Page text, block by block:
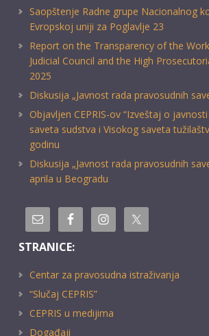
Saopštenje Radne grupe Nacionalnog
Evropskoj uniji za Poglavlje 23
Report on the Transparency of the
Judicial Council and the High
2025
Diskusija „Javnost rada pravosudnih
Objavljen CEPRIS-ov “Izveštaj o
saveta sudstva i Visokog saveta
godinu
Diskusija „Javnost rada pravosudnih
aprila u Beogradu
STRANICE:
Centar za pravosudna istraživanja
“Slučaj CEPRIS”
CEPRIS u medijima
Događaji